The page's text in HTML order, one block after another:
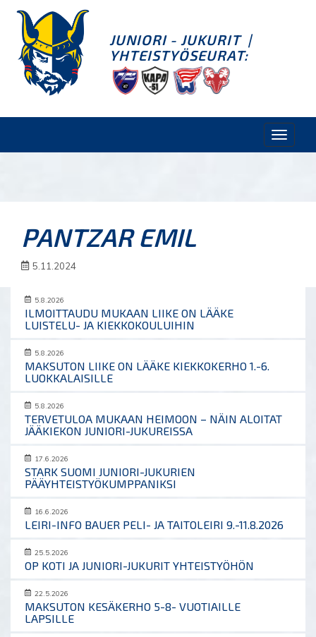
JUNIORI - JUKURIT |
YHTEISTYÖSEURAT:
Toggle
PANTZAR EMIL
5.11.2024
5.8.2026
ILMOITTAUDU MUKAAN LIIKE ON LÄÄKE
LUISTELU- JA KIEKKOKOULUIHIN
5.8.2026
MAKSUTON LIIKE ON LÄÄKE KIEKKOKERHO 1.-6.
LUOKKALAISILLE
5.8.2026
TERVETULOA MUKAAN HEIMOON – NÄIN ALOITAT
JÄÄKIEKON JUNIORI-JUKUREISSA
17.6.2026
STARK SUOMI JUNIORI-JUKURIEN
PÄÄYHTEISTYÖKUMPPANIKSI
16.6.2026
LEIRI-INFO BAUER PELI- JA TAITOLEIRI 9.-11.8.2026
25.5.2026
OP KOTI JA JUNIORI-JUKURIT YHTEISTYÖHÖN
22.5.2026
MAKSUTON KESÄKERHO 5-8- VUOTIAILLE
LAPSILLE